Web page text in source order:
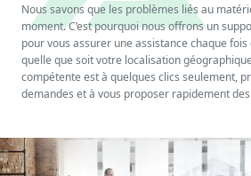
Nous savons que les problèmes liés au
moment. C’est pourquoi nous offrons un
pour vous assurer une assistance chaque
quelle que soit votre localisation
compétente est à quelques clics seulement,
demandes et à vous proposer rapidement